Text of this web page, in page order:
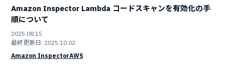
Amazon Inspector Lambda コードスキャンを有効化の手
順について
2025.08.15
最終更新日: 2025.10.02
Amazon InspectorAWS